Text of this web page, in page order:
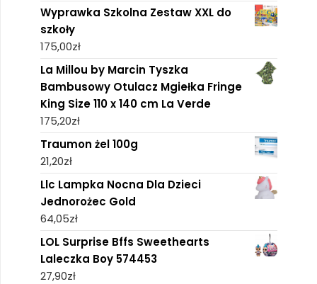
Wyprawka Szkolna Zestaw XXL do
szkoły
175,00zł
La Millou by Marcin Tyszka
Bambusowy Otulacz Mgiełka Fringe
King Size 110 x 140 cm La Verde
175,20zł
Traumon żel 100g
21,20zł
Llc Lampka Nocna Dla Dzieci
Jednorożec Gold
64,05zł
LOL Surprise Bffs Sweethearts
Laleczka Boy 574453
27,90zł